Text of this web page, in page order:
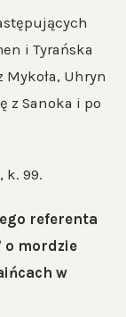
i Tyrańska
Uhryn
z Sanoka i po
k. 99.
referenta
o mordzie
w